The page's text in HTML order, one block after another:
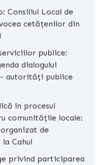
Consiliul Local de
cetățenilor din
publice:
dialogului
autorități publice
în procesul
comunitățile locale:
de
Cahul
privind participarea